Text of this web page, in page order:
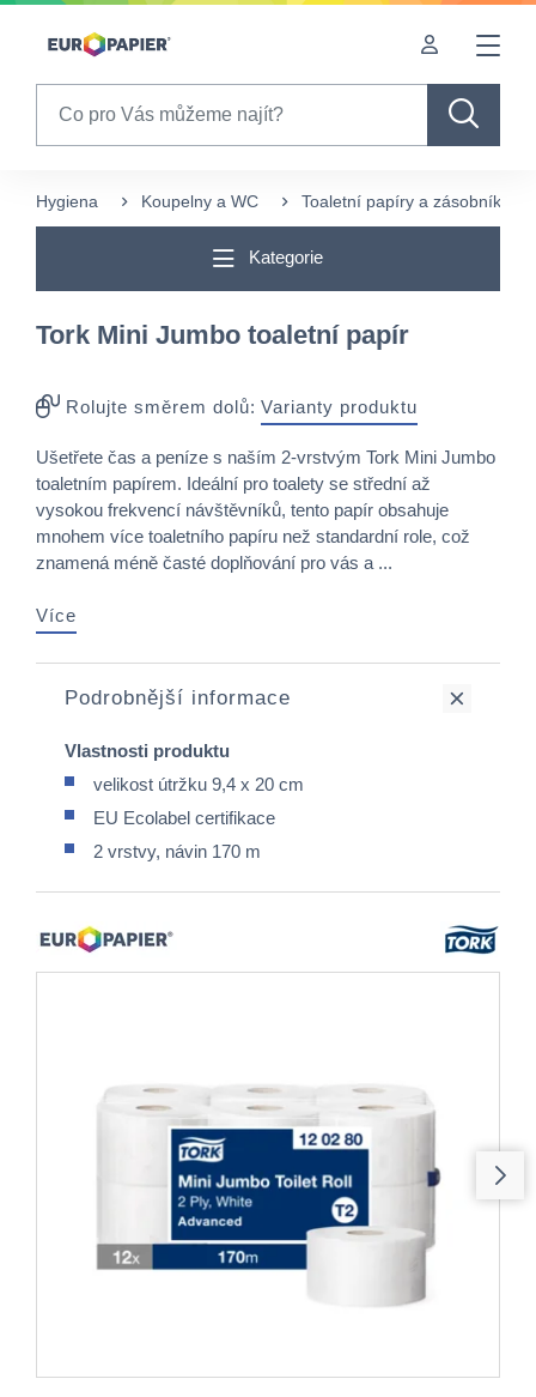
Table Of Content
Hygiena Koupelny a WC Toaletní papíry a zásobníky
Kategorie
Tork Mini Jumbo toaletní papír
Rolujte směrem dolů: Varianty produktu
Ušetřete čas a peníze s naším 2-vrstvým Tork Mini Jumbo
toaletním papírem. Ideální pro toalety se střední až
vysokou frekvencí návštěvníků, tento papír obsahuje
mnohem více toaletního papíru než standardní role, což
znamená méně časté doplňování pro vás a ...
Více
Podrobnější informace
Vlastnosti produktu
velikost útržku 9,4 x 20 cm
EU Ecolabel certifikace
2 vrstvy, návin 170 m